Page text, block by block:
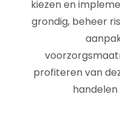
kiezen en
grondig, beheer
profiteren van